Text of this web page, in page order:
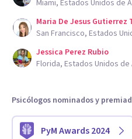
Miami, Estados Unidos de
Maria De Jesus Gutierrez
San Francisco, Estados
Jessica Perez Rubio
Florida, Estados Unidos de
Psicólogos nominados y
PyM Awards 2024